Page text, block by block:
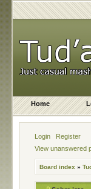
Home
Login Register
View unanswered
Board index »